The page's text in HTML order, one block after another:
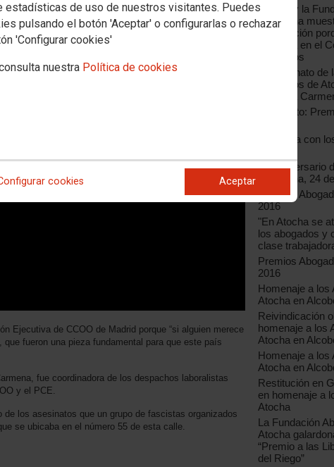
estadísticas de uso de nuestros visitantes. Puedes
pulsando el botón 'Aceptar' o configurarlas o rechazar
'Configurar cookies'
nuestra Política de cookies
cookies Aceptar
de Atocha
Ejecutiva de CCOO de Madrid porque “si alguien merece
fueron una pieza fundamental para que este país
fue coordinadora de los despachos laboralistas
y el PCE.
los asesinatos que un grupo de fascistas organizados
se ubicaba en el número 55 de esta calle.
CCOO y la
de Atocha
satisfacción
exponga en el
Diputados
El Patronato
Abogados de
Manuela
En directo:
Carmena con
39º aniversario
de Atocha, 24
Premios
2016
"En Atocha se
los abogados y
clase
Premios
2016
Homenaje a los
Atocha en
Reivindicación
homenaje a los
Atocha en
Homenaje a los
Atocha en
Restitución en
en homenaje a
Atocha
La Fundación
Atocha
“Premio a las
del Riego”